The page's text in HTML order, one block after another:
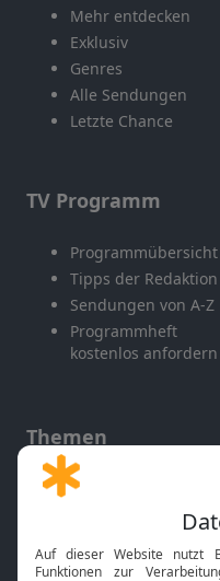
Mehr entdecken
Exklusiv
Genres
Alle Sendungen
Letzte Chance
TV Programm
Programmübersicht
Tipps der Redaktion
Sendungen von A-Z
Programmheft
kostenlos anfordern
Themen
Gott und Bibel erklärt
Neuigkeiten